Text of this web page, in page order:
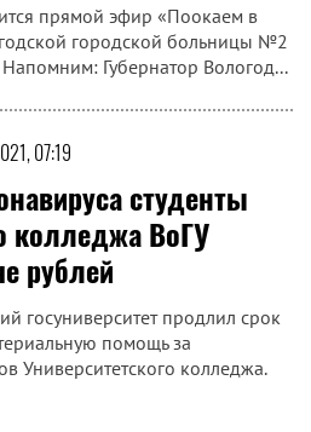
прямой эфир «Поокаем в
городской больницы №2
Губернатор Вологод...
07:19
студенты
колледжа ВоГУ
рублей
госуниверситет продлил срок
помощь за
Университетского колледжа.